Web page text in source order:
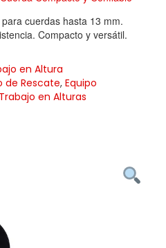
cuerdas hasta 13 mm.
Compacto y versátil.
en Altura
de Rescate,Equipo
Trabajo en Alturas